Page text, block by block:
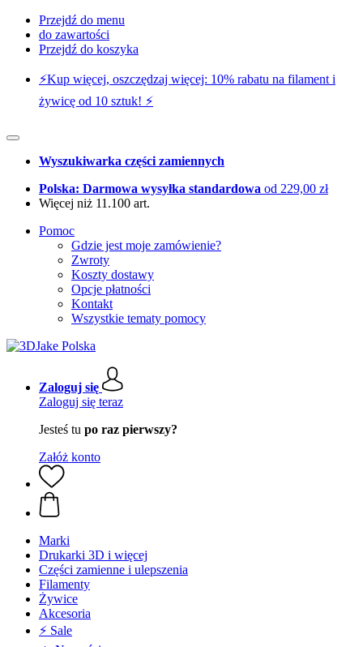
Przejdź do menu
do zawartości
Przejdź do koszyka
⚡️Kup więcej, oszczędzaj więcej: 10% rabatu na filament i
żywicę od 10 sztuk! ⚡️
Wyszukiwarka części zamiennych
Polska: Darmowa wysyłka standardowa od 229,00 zł
Więcej niż 11.100 art.
Pomoc
Gdzie jest moje zamówienie?
Zwroty
Koszty dostawy
Opcje płatności
Kontakt
Wszystkie tematy pomocy
Zaloguj się
Zaloguj się teraz
Jesteś tu po raz pierwszy?
Załóż konto
Marki
Drukarki 3D i więcej
Części zamienne i ulepszenia
Filamenty
Żywice
Akcesoria
⚡ Sale